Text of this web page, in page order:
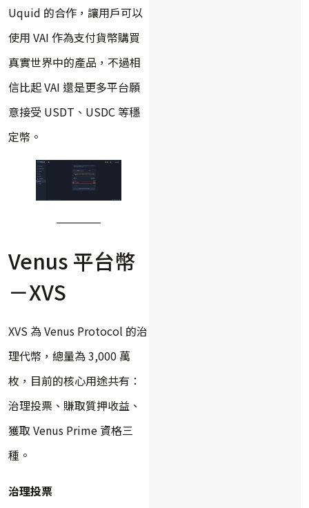
Uquid 的合作，讓用戶可以
使用 VAI 作為支付貨幣購買
真實世界中的產品，不過相
信比起 VAI 還是更多平台願
意接受 USDT、USDC 等穩
定幣。
Venus 平台幣
－XVS
XVS 為 Venus Protocol 的治
理代幣，總量為 3,000 萬
枚，目前的核心用途共有：
治理投票、賺取質押收益、
獲取 Venus Prime 資格三
種。
治理投票